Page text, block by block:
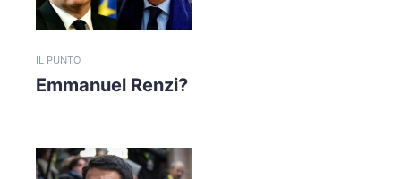
IL PUNTO
Emmanuel Renzi?